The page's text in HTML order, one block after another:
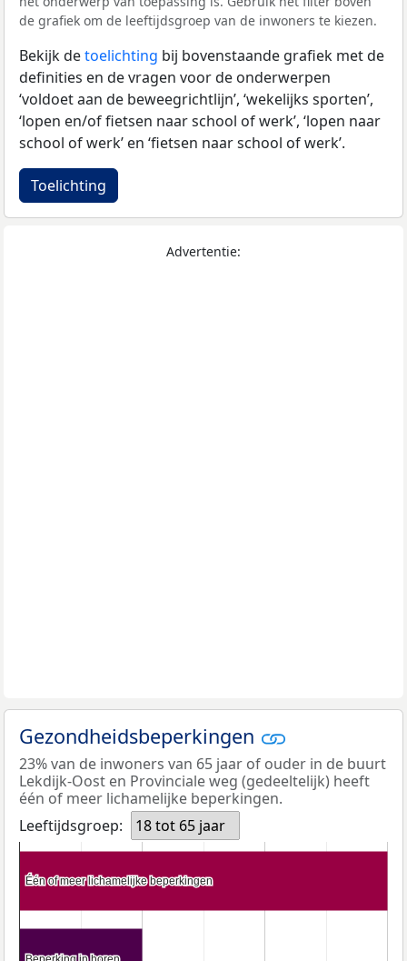
de grafiek om de leeftijdsgroep van de inwoners te kiezen.
Bekijk detoelichting bij bovenstaande grafiek met de
definities en de vragen voor de onderwerpen
‘voldoet aan de beweegrichtlijn’, ‘wekelijks sporten’,
‘lopen en/of fietsen naar school of werk’, ‘lopen naar
school of werk’ en ‘fietsen naar school of werk’.
Toelichting
Advertentie:
Gezondheidsbeperkingen
23% van de inwoners van 65 jaar of ouder in de buurt
Lekdijk-Oost en Provinciale weg (gedeeltelijk) heeft
één of meer lichamelijke beperkingen.
Leeftijdsgroep:
18 tot 65 jaar
Één of meer lichamelijke beperkingen
Één of meer lichamelijke beperkingen